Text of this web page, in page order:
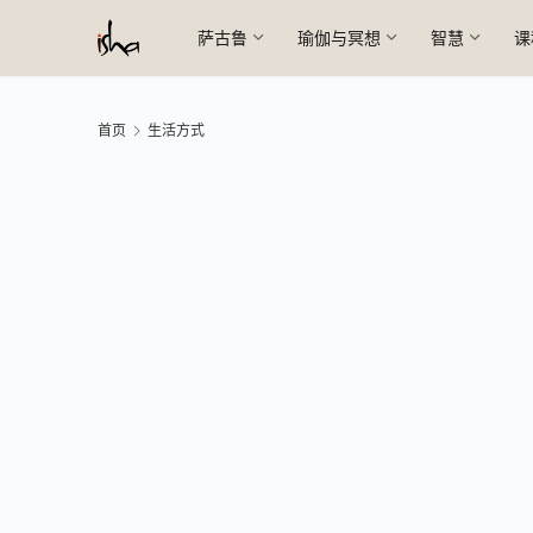
萨古鲁 瑜伽与冥想 智慧
首页 生活方式